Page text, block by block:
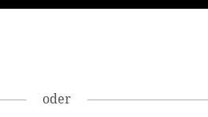
oder